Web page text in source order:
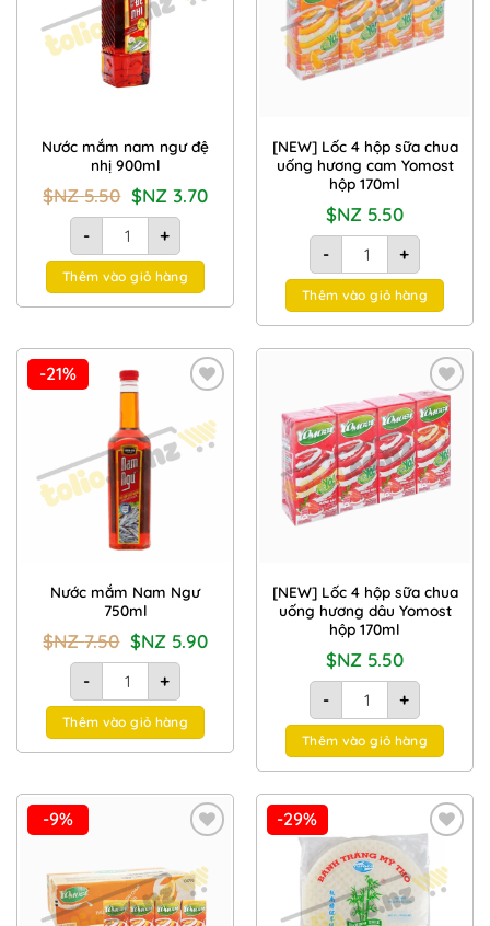
Nước mắm nam ngư đệ
nhị 900ml
$NZ5.50 Giá
gốc
là:
$NZ 3.70Giá
hiện
-
Nước mắm nam ngư đệ nhị 900ml số lượng
+
Thêm vào giỏ hàng
[NEW] Lốc 4 hộp sữa chua
uống hương cam Yomost
hộp 170ml
$NZ 5.50
-
[NEW] Lốc 4 hộp sữa
+
Thêm vào giỏ hàng
-21%
Wishlist
Nước mắm Nam Ngư
750ml
$NZ7.50 Giá
gốc
là:
$NZ
7.50.
$NZ 5.90Giá
hiện
-
Nước mắm Nam Ngư 750ml số lượng
+
Thêm vào giỏ hàng
Add to
Wishlist
[NEW] Lốc 4 hộp sữa chua
uống hương dâu Yomost
hộp 170ml
$NZ 5.50
-
[NEW] Lốc 4 hộp sữa
+
Thêm vào giỏ hàng
-9%
Wishlist
-29%
Add to
Wishlist